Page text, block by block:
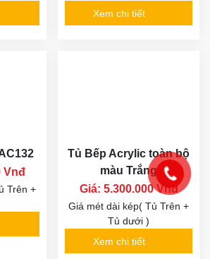
Xem chi tiết
Vnđ
Trên +
Tủ Bếp Acrylic toàn bộ
màu Trắng
Giá: 5.300.000 Vnđ
Giá mét dài kép( Tủ Trên +
Tủ dưới )
Xem chi tiết